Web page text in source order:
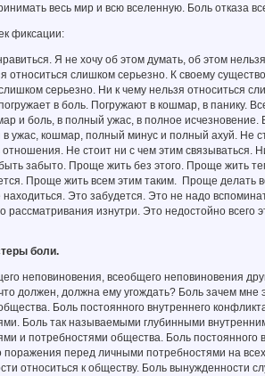
весь мир и всю вселенную. Боль отказа
фиксации:
Я не хочу об этом думать, об этом
относиться слишком серьезно. К своему
серьезно. Ни к чему нельзя относиться
в боль. Погружают в кошмар, в панику.
и боль, в полный ужас, в полное
в ужас, кошмар, полный минус и полный ахуй. Не
Не стоит ни с чем этим связываться.
забыто. Проще жить без этого. Проще жить
Проще жить всем этим таким. Проще делать
находиться. Это забудется. Это не надо
рассматривания изнутри. Это недостойно всего
боли.
неповиновения, всеобщего неповиновения
должен, должна ему угождать? Боль зачем
Боль постоянного внутреннего
Боль так называемыми глубинными
и потребностями общества. Боль
поражения перед личными потребностями на
относиться к обществу. Боль вынужденности